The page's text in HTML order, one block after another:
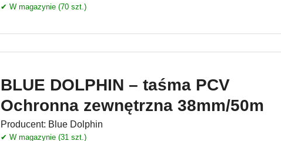
✔ W magazynie (70 szt.)
BLUE DOLPHIN – taśma PCV
Ochronna zewnętrzna 38mm/50m
Producent: Blue Dolphin
✔ W magazynie (31 szt.)